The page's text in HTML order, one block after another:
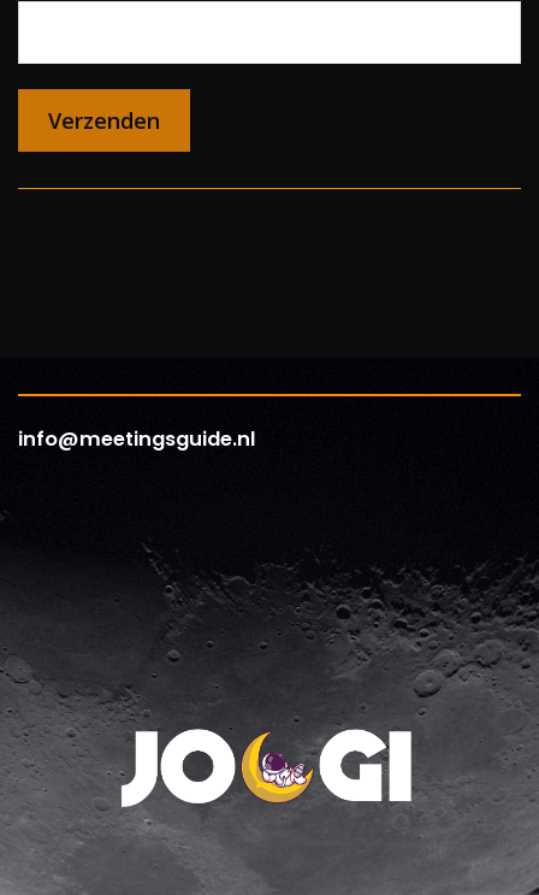
info@meetingsguide.nl